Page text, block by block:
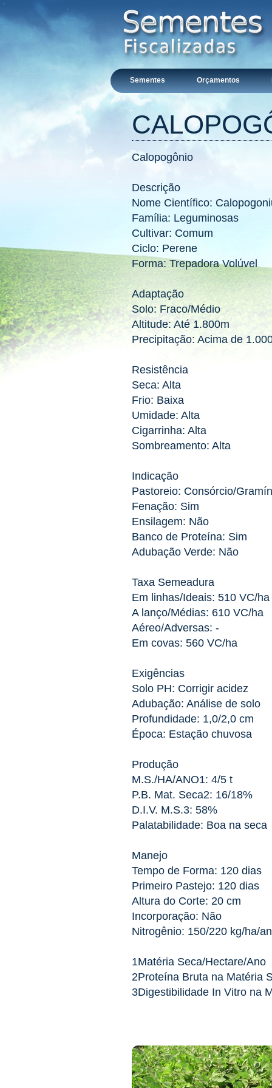
Sementes Orçamentos
Calopogônio
Descrição
Nome Científico:
Família: Leguminosas
Cultivar: Comum
Ciclo: Perene
Forma: Trepadora Volúvel
Adaptação
Solo: Fraco/Médio
Altitude: Até 1.800m
Precipitação: Acima de
Resistência
Seca: Alta
Frio: Baixa
Umidade: Alta
Cigarrinha: Alta
Sombreamento: Alta
Indicação
Pastoreio: Consórcio/
Fenação: Sim
Ensilagem: Não
Banco de Proteína: Sim
Adubação Verde: Não
Taxa Semeadura
Em linhas/Ideais: 510 VC/ha
A lanço/Médias: 610 VC/ha
Aéreo/Adversas: -
Em covas: 560 VC/ha
Exigências
Solo PH: Corrigir acidez
Adubação: Análise de solo
Profundidade: 1,0/2,0 cm
Época: Estação chuvosa
Produção
M.S./HA/ANO1: 4/5 t
P.B. Mat. Seca2: 16/18%
D.I.V. M.S.3: 58%
Palatabilidade: Boa na seca
Manejo
Tempo de Forma: 120 dias
Primeiro Pastejo: 120 dias
Altura do Corte: 20 cm
Incorporação: Não
Nitrogênio: 150/220 kg/ha/
1Matéria Seca/Hectare/Ano
2Proteína Bruta na Matéria
3Digestibilidade In Vitro na